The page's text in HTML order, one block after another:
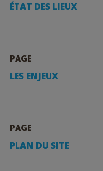
ÉTAT DES LIEUX
PAGE
LES ENJEUX
PAGE
PLAN DU SITE